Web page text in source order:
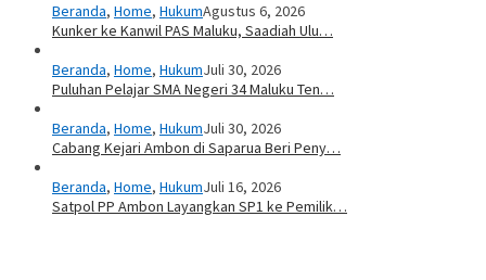
Beranda, Home, HukumAgustus 6, 2026
Kunker ke Kanwil PAS Maluku, Saadiah Ulu…
Beranda, Home, HukumJuli 30, 2026
Puluhan Pelajar SMA Negeri 34 Maluku Ten…
Beranda, Home, HukumJuli 30, 2026
Cabang Kejari Ambon di Saparua Beri Peny…
Beranda, Home, HukumJuli 16, 2026
Satpol PP Ambon Layangkan SP1 ke Pemilik…